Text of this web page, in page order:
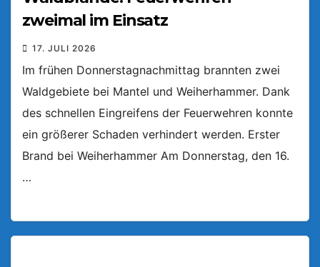
zweimal im Einsatz
17. JULI 2026
Im frühen Donnerstagnachmittag brannten zwei
Waldgebiete bei Mantel und Weiherhammer. Dank
des schnellen Eingreifens der Feuerwehren konnte
ein größerer Schaden verhindert werden. Erster
Brand bei Weiherhammer Am Donnerstag, den 16.
…